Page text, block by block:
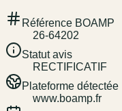
Référence BOAMP
26-64202
Statut avis
RECTIFICATIF
Plateforme détectée
www.boamp.fr